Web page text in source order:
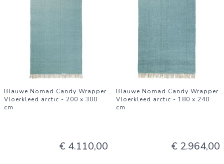
Blauwe Nomad Candy Wrapper
Vloerkleed arctic - 200 x 300
cm
€ 4.110,00
Blauwe Nomad Candy Wrapper
Vloerkleed arctic - 180 x 240
cm
€ 2.964,00